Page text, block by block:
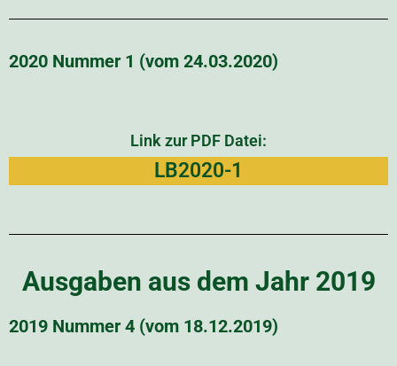
2020 Nummer 1 (vom 24.03.2020)
Link zur PDF Datei:
LB2020-1
Ausgaben aus dem Jahr 2019
2019 Nummer 4 (vom 18.12.2019)